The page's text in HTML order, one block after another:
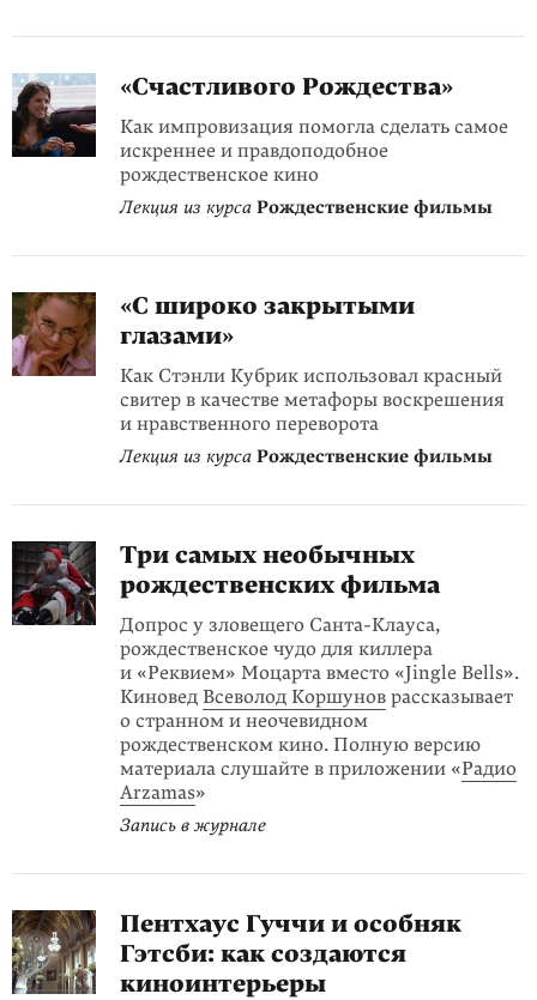
«Счастливого Рождества»
Как импровизация помогла сделать самое
искреннее и правдоподобное
рождественское кино
Лекция из курса Рождественские фильмы
«С широко закрытыми
глазами»
Как Стэнли Кубрик использовал красный
свитер в качестве метафоры воскрешения
и нравственного переворота
Лекция из курса Рождественские фильмы
Три самых необычных
рождественских фильма
Допрос у зловещего Санта-Клауса,
рождественское чудо для киллера
и «Реквием» Моцарта вместо «Jingle Bells».
Киновед Всеволод Коршунов рассказывает
о странном и неочевидном
рождественском кино. Полную версию
материала слушайте в приложении «Радио
Arzamas»
Запись в журнале
Пентхаус Гуччи и особняк
Гэтсби: как создаются
киноинтерьеры